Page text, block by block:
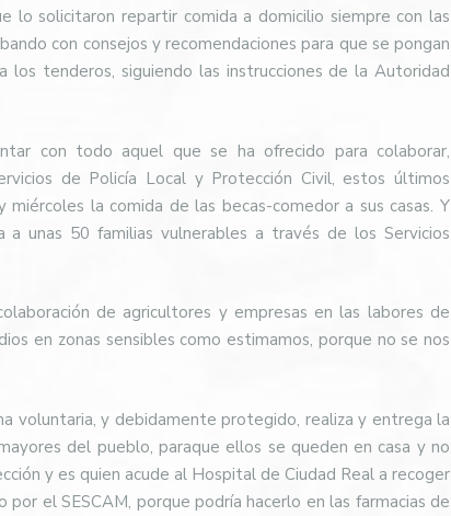
lo solicitaron repartir comida a domicilio siempre con las
con consejos y recomendaciones para que se pongan
tenderos, siguiendo las instrucciones de la Autoridad
con todo aquel que se ha ofrecido para colaborar,
de Policía Local y Protección Civil, estos últimos
la comida de las becas-comedor a sus casas. Y
unas 50 familias vulnerables a través de los Servicios
de agricultores y empresas en las labores de
en zonas sensibles como estimamos, porque no se nos
voluntaria, y debidamente protegido, realiza y entrega la
del pueblo, paraque ellos se queden en casa y no
y es quien acude al Hospital de Ciudad Real a recoger
el SESCAM, porque podría hacerlo en las farmacias de